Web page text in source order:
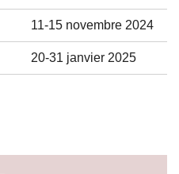
11-15 novembre 2024
20-31 janvier 2025